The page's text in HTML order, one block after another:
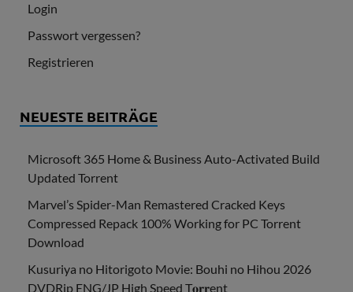
Login
Passwort vergessen?
Registrieren
NEUESTE BEITRÄGE
Microsoft 365 Home & Business Auto-Activated Build
Updated Torrent
Marvel’s Spider-Man Remastered Cracked Keys
Compressed Repack 100% Working for PC Torrent
Download
Kusuriya no Hitorigoto Movie: Bouhi no Hihou 2026
DVDRip ENG/JP High Speed T𝐨𝐫𝐫ent